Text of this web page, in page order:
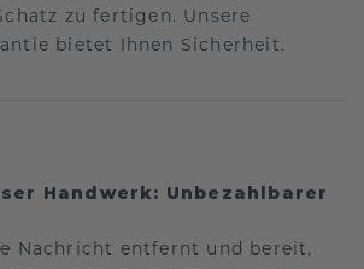
zu fertigen. Unsere
bietet Ihnen Sicherheit.
Handwerk: Unbezahlbarer
Nachricht entfernt und bereit,